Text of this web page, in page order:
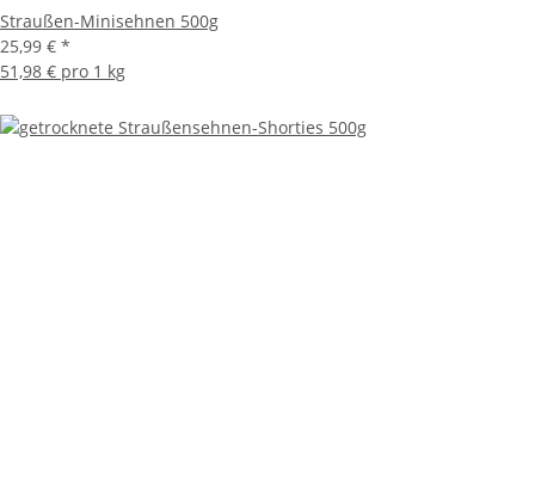
Straußen-Minisehnen 500g
25,99 € *
51,98 € pro 1 kg